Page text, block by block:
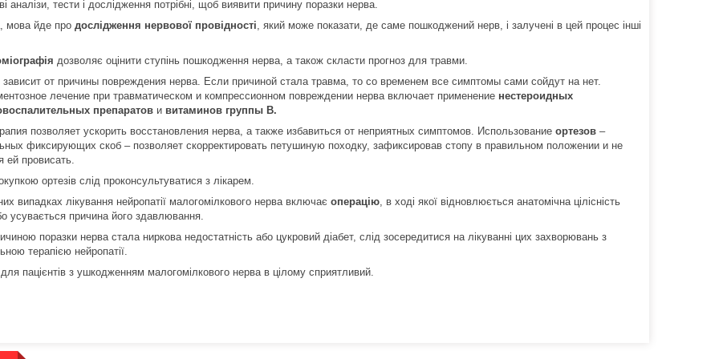
аналізи, тести і дослідження потрібні, щоб виявити причину поразки нерва.
мова йде про дослідження нервової провідності, який може показати, де саме пошкоджений нерв, і залучені в цей процес інші
дозволяє оцінити ступінь пошкодження нерва, а також скласти прогноз для травми.
зависит от причины повреждения нерва. Если причиной стала травма, то со временем все симптомы сами сойдут на нет.
лечение при травматическом и компрессионном повреждении нерва включает применение нестероидных
препаратов и витаминов группы В.
позволяет ускорить восстановления нерва, а также избавиться от неприятных симптомов. Использование ортезов –
фиксирующих скоб – позволяет скорректировать петушиную походку, зафиксировав стопу в правильном положении и не
ей провисать.
ортезів слід проконсультуватися з лікарем.
випадках лікування нейропатії малогомілкового нерва включає операцію, в ході якої відновлюється анатомічна цілісність
усувається причина його здавлювання.
поразки нерва стала ниркова недостатність або цукровий діабет, слід зосередитися на лікуванні цих захворювань з
терапією нейропатії.
пацієнтів з ушкодженням малогомілкового нерва в цілому сприятливий.